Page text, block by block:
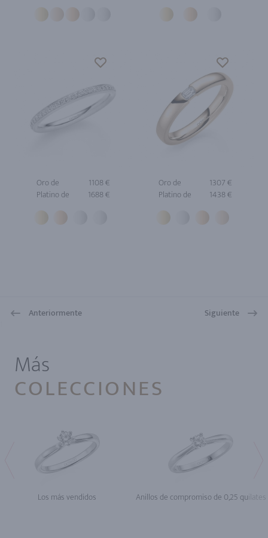
Oro de
1108 €
Platino de
1688 €
Oro de
1307 €
Platino de
1438 €
Anteriormente Siguiente
Más
COLECCIONES
Los más vendidos Anillos de compromiso de 0,25 quilates